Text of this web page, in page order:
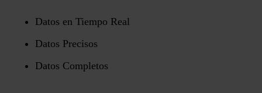
Datos en Tiempo Real
Datos Precisos
Datos Completos